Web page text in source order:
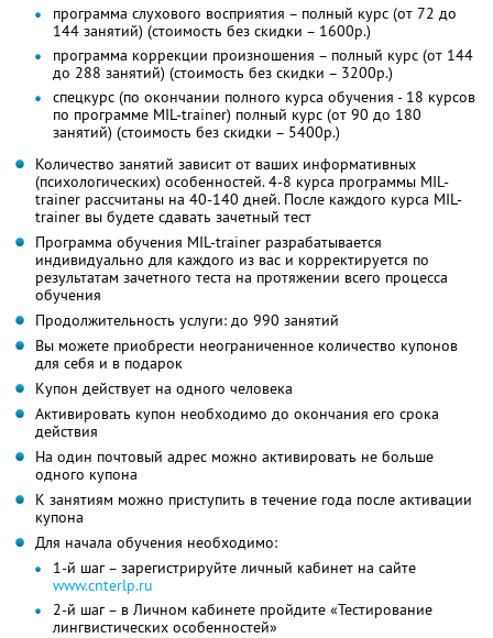
программа слухового восприятия – полный курс (от 72 до
144 занятий) (стоимость без скидки – 1600р.)
программа коррекции произношения – полный курс (от 144
до 288 занятий) (стоимость без скидки – 3200р.)
спецкурс (по окончании полного курса обучения - 18 курсов
по программе MIL-trainer) полный курс (от 90 до 180
занятий) (стоимость без скидки – 5400р.)
Количество занятий зависит от ваших информативных
(психологических) особенностей. 4-8 курса программы MIL-
trainer рассчитаны на 40-140 дней. После каждого курса MIL-
trainer вы будете сдавать зачетный тест
Программа обучения MIL-trainer разрабатывается
индивидуально для каждого из вас и корректируется по
результатам зачетного теста на протяжении всего процесса
обучения
Продолжительность услуги: до 990 занятий
Вы можете приобрести неограниченное количество купонов
для себя и в подарок
Купон действует на одного человека
Активировать купон необходимо до окончания его срока
действия
На один почтовый адрес можно активировать не больше
одного купона
К занятиям можно приступить в течение года после активации
купона
Для начала обучения необходимо:
1-й шаг – зарегистрируйте личный кабинет на сайте
www.cnterlp.ru
2-й шаг – в Личном кабинете пройдите «Тестирование
лингвистических особенностей»